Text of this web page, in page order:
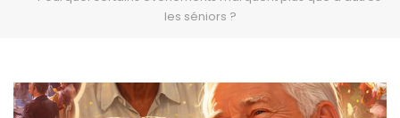
les séniors ?